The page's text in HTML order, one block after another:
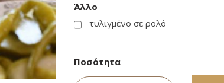
Άλλο
τυλιγμένο σε ρολό
Ποσότητα